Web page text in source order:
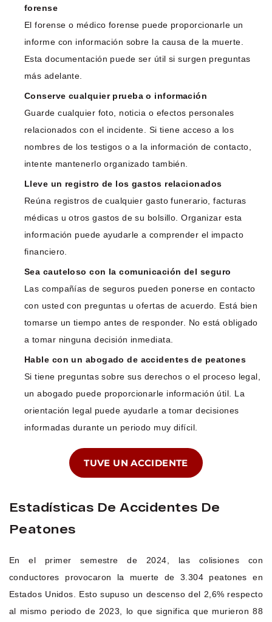
forense
El forense o médico forense puede proporcionarle un
informe con información sobre la causa de la muerte.
Esta documentación puede ser útil si surgen preguntas
más adelante.
Conserve cualquier prueba o información
Guarde cualquier foto, noticia o efectos personales
relacionados con el incidente. Si tiene acceso a los
nombres de los testigos o a la información de contacto,
intente mantenerlo organizado también.
Lleve un registro de los gastos relacionados
Reúna registros de cualquier gasto funerario, facturas
médicas u otros gastos de su bolsillo. Organizar esta
información puede ayudarle a comprender el impacto
financiero.
Sea cauteloso con la comunicación del seguro
Las compañías de seguros pueden ponerse en contacto
con usted con preguntas u ofertas de acuerdo. Está bien
tomarse un tiempo antes de responder. No está obligado
a tomar ninguna decisión inmediata.
Hable con un abogado de accidentes de peatones
Si tiene preguntas sobre sus derechos o el proceso legal,
un abogado puede proporcionarle información útil. La
orientación legal puede ayudarle a tomar decisiones
informadas durante un periodo muy difícil.
TUVE UN ACCIDENTE
Estadísticas De Accidentes De
Peatones
En el primer semestre de 2024, las colisiones con
conductores provocaron la muerte de 3.304 peatones en
Estados Unidos. Esto supuso un descenso del 2,6% respecto
al mismo periodo de 2023, lo que significa que murieron 88